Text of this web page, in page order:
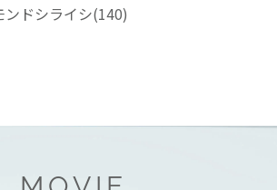
ンドシライシ(140)